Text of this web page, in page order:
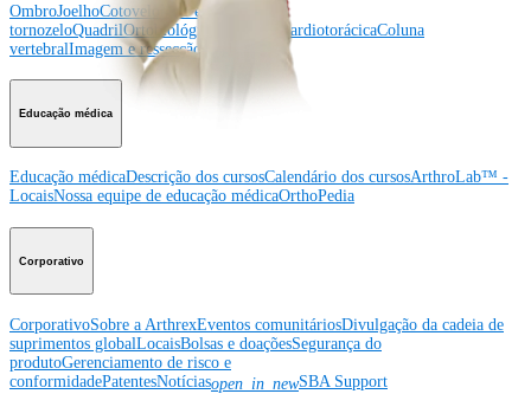
OmbroJoelhoCotovelo Mão e punho
tornozeloQuadrilOrtobiológicos Cirurgia cardiotorácicaColuna
vertebralImagem e ressecção
Educação médica
Educação médicaDescrição dos cursosCalendário dos cursosArthroLab™ -
LocaisNossa equipe de educação médicaOrthoPedia
Corporativo
CorporativoSobre a ArthrexEventos comunitáriosDivulgação da cadeia de
suprimentos globalLocaisBolsas e doaçõesSegurança do
produtoGerenciamento de risco e
conformidadePatentesNotíciasopen_in_newSBA Support